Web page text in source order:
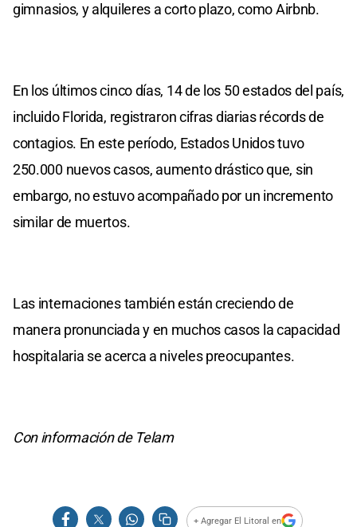
gimnasios, y alquileres a corto plazo, como Airbnb.
En los últimos cinco días, 14 de los 50 estados del país,
incluido Florida, registraron cifras diarias récords de
contagios. En este período, Estados Unidos tuvo
250.000 nuevos casos, aumento drástico que, sin
embargo, no estuvo acompañado por un incremento
similar de muertos.
Las internaciones también están creciendo de
manera pronunciada y en muchos casos la capacidad
hospitalaria se acerca a niveles preocupantes.
Con información de Telam
+ Agregar El Litoral en